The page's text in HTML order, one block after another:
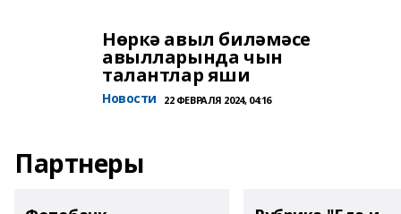
Нөркә авыл биләмәсе
авылларында чын
талантлар яши
Новости 22 ФЕВРАЛЯ 2024, 04:16
Партнеры